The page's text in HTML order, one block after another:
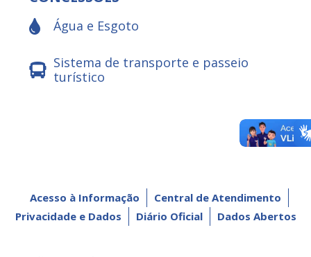
Água e Esgoto
Sistema de transporte e passeio
turístico
Acesso à Informação
Central de Atendimento
Privacidade e Dados
Diário Oficial Dados Abertos